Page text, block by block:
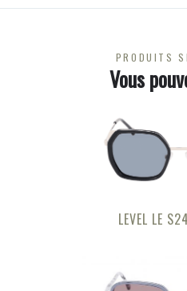
PRODUITS
Vous
LEVEL LE